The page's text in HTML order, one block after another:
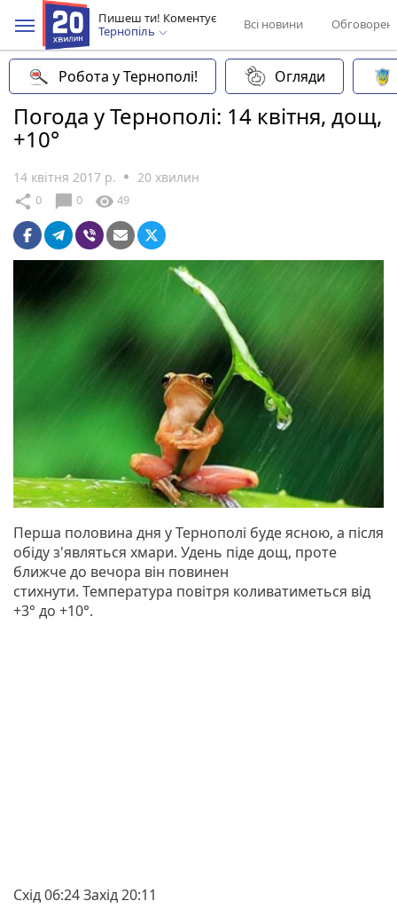
Пишеш ти! Коментує
Тернопіль
Всі новини
Робота у Тернополі! Огляди
Погода у Тернополі: 14 квітня, дощ,
+10°
14 квітня 2017 р. 20 хвилин
share 0 chat_bubble 0 visibility 49
Перша половина дня у Тернополі буде ясною, а після
обіду з'являться хмари. Удень піде дощ, проте
ближче до вечора він повинен
стихнути. Температура повітря коливатиметься від
+3° до +10°.
Схід 06:24 Захід 20:11